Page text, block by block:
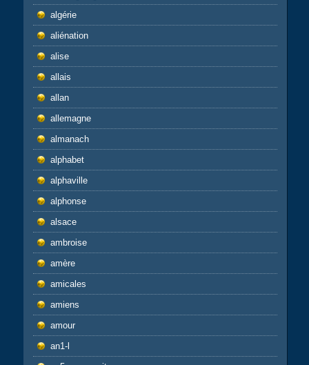
algérie
aliénation
alise
allais
allan
allemagne
almanach
alphabet
alphaville
alphonse
alsace
ambroise
amère
amicales
amiens
amour
an1-l